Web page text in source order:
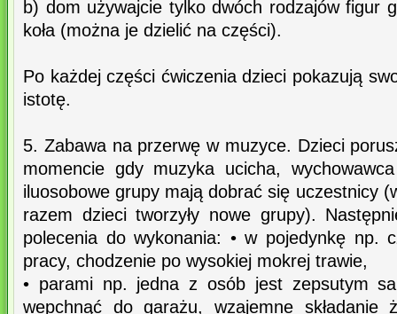
b) dom używajcie tylko dwóch rodzajów figur
koła (można je dzielić na części).
Po każdej części ćwiczenia dzieci pokazują
istotę.
5. Zabawa na przerwę w muzyce. Dzieci
momencie gdy muzyka ucicha,
iluosobowe grupy mają dobrać się uczestnicy
razem dzieci tworzyły nowe grupy).
polecenia do wykonania: • w pojedynkę np.
pracy, chodzenie po wysokiej mokrej trawie,
• parami np. jedna z osób jest zepsutym
wepchnąć do garażu, wzajemne składanie